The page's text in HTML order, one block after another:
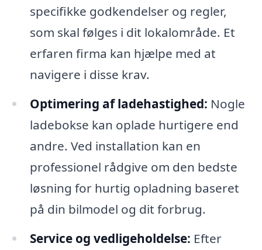
specifikke godkendelser og regler,
som skal følges i dit lokalområde. Et
erfaren firma kan hjælpe med at
navigere i disse krav.
Optimering af ladehastighed: Nogle
ladebokse kan oplade hurtigere end
andre. Ved installation kan en
professionel rådgive om den bedste
løsning for hurtig opladning baseret
på din bilmodel og dit forbrug.
Service og vedligeholdelse: Efter